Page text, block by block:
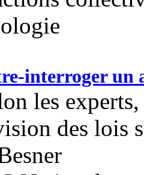
interroger un
les
des lois